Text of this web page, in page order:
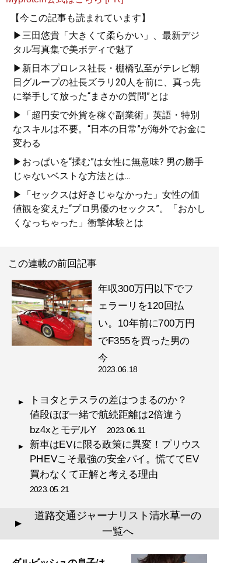
【今この記事も読まれています】
▶三田悠貴「大きくて柔らかい」、最新デジ
タル写真集で美ボディで魅了
▶新日本プロレス社長・棚橋弘至がテレビ朝
日グループの社長ズラリ20人を前に、真っ先
に挙手して放った“まさかの質問”とは
▶「超円安で外貨を稼ぐ副業術」英語・特別
なスキルは不要。“日本の日常”が海外でお金に
変わる
▶おっぱいを“揉む”は女性に無意味? 男の勝手
じゃないベストな方法とは...
▶「セックスは好きじゃなかった」女性の価
値観を変えた“プロ男優のセックス”。「おかし
くなっちゃった」衝撃体験とは
この連載の前回記事
年収300万円以下でフ
ェラーリを120回払
い。10年前に700万円
でF355を買った男の
今
2023.06.18
トヨタとテスラの差はつまるのか？
値段ほぼ一緒で航続距離は2倍違う
bz4xとモデルY 2023.06.11
新車はEVに限る政策に異変！プリウス
PHEVこそ最強の安全パイ。慌ててEV
買わなくて正解と考える理由
2023.05.21
▲
道路交通ジャーナリスト清水草一の
一覧へ